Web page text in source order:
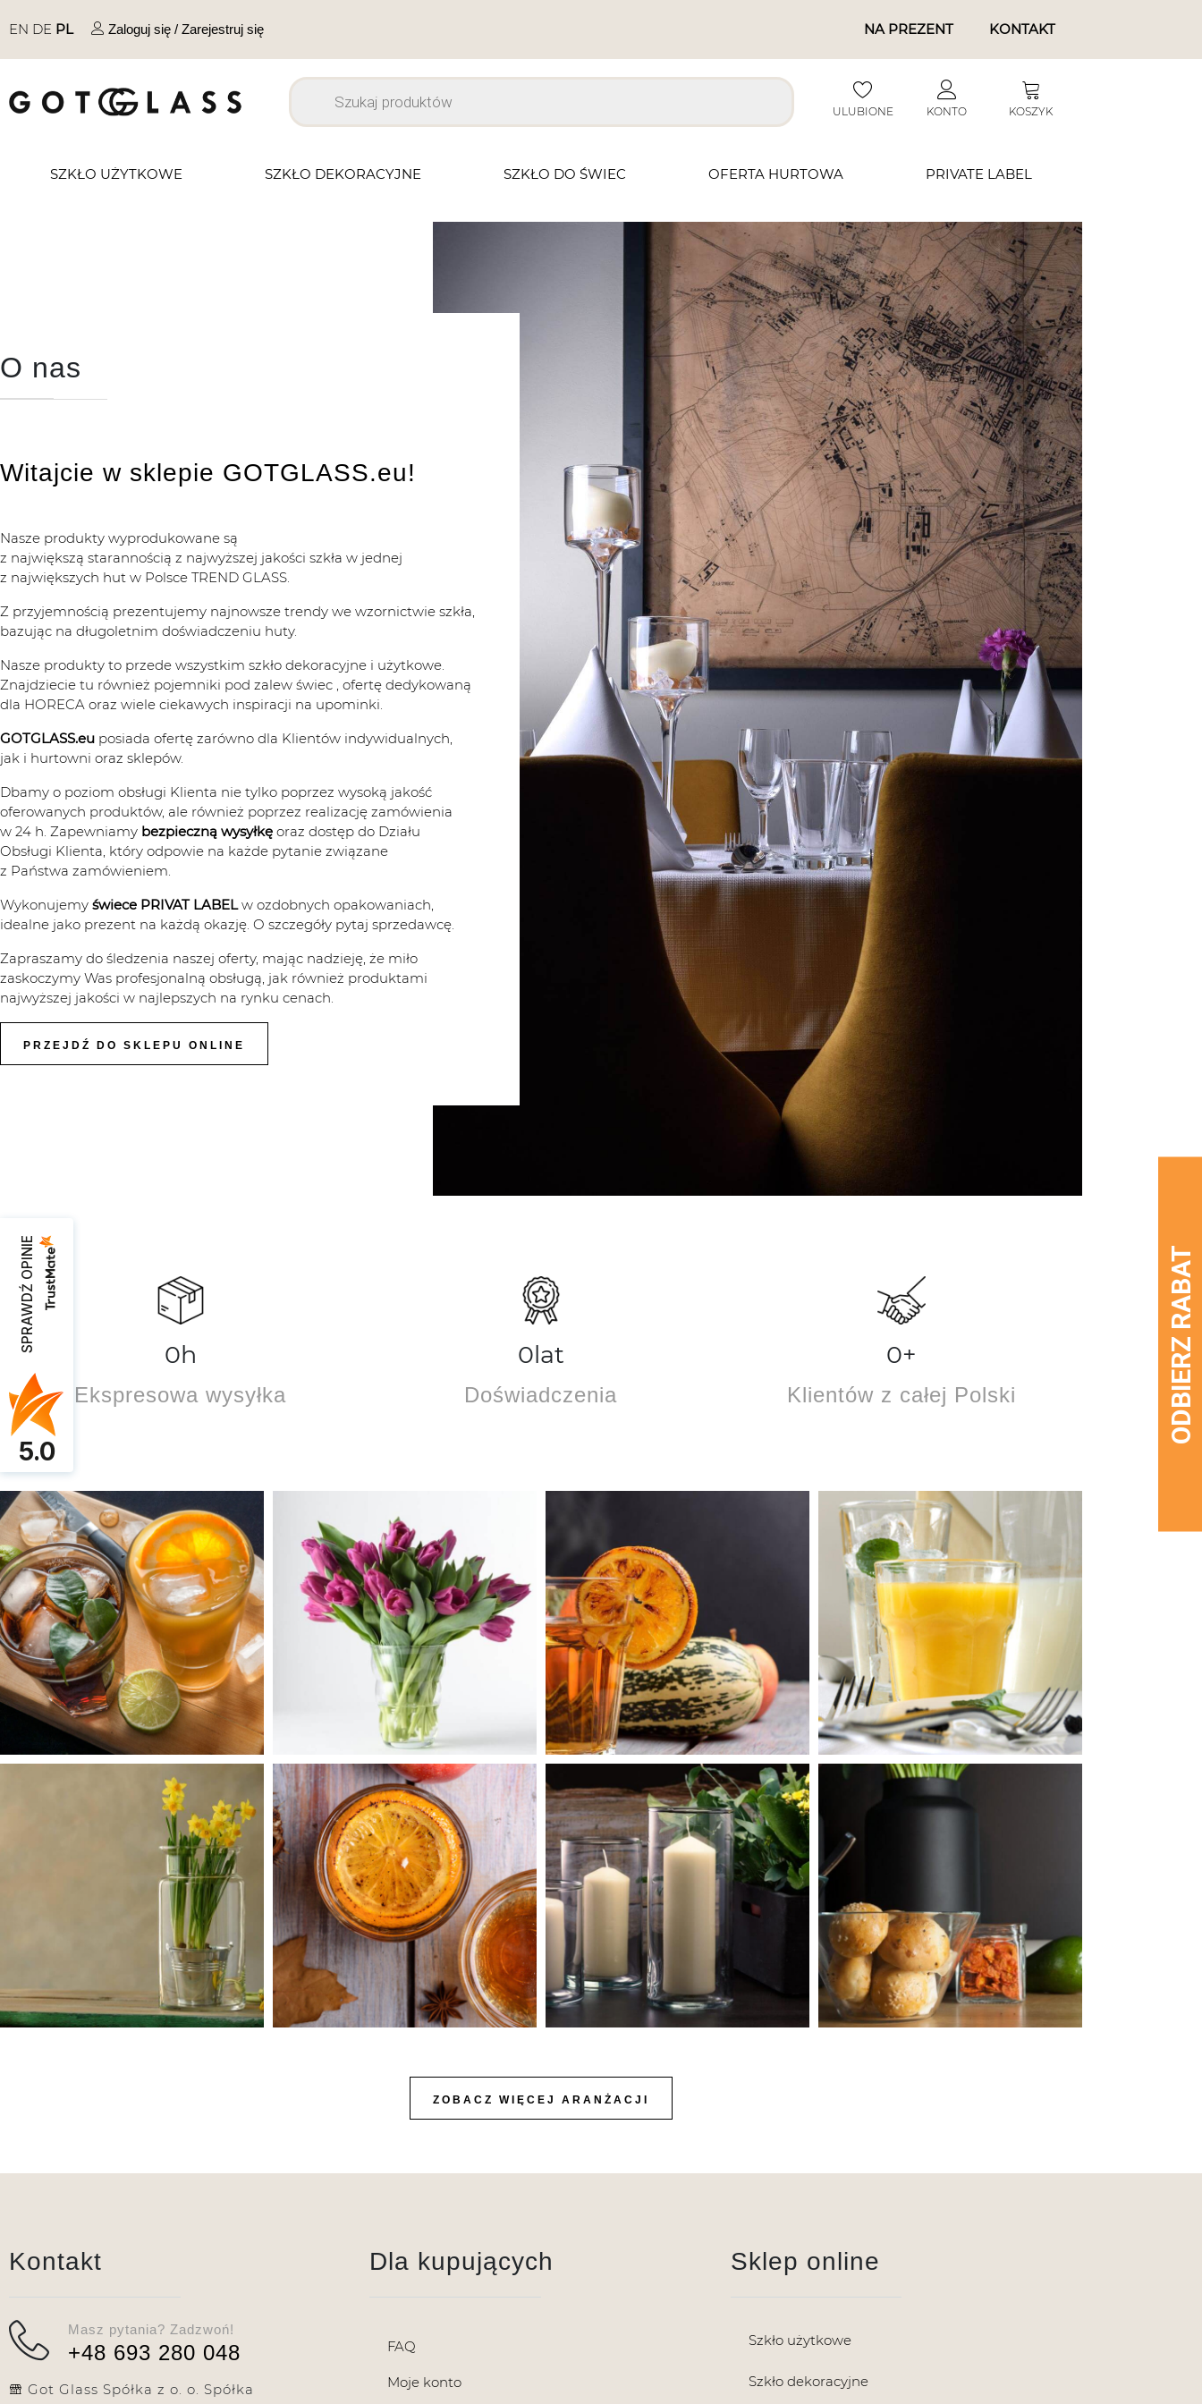
EN DE PL Zaloguj się / Zarejestruj się NA PREZENT KONTAKT
ULUBIONE KONTO KOSZYK
SZKŁO UŻYTKOWE SZKŁO DEKORACYJNE SZKŁO DO ŚWIEC OFERTA HURTOWA PRIVATE LABEL
O nas
Witajcie w sklepie GOTGLASS.eu!
Nasze produkty wyprodukowane są
z największą starannością z najwyższej jakości szkła w jednej
z największych hut w Polsce TREND GLASS.
Z przyjemnością prezentujemy najnowsze trendy we wzornictwie szkła,
bazując na długoletnim doświadczeniu huty.
Nasze produkty to przede wszystkim szkło dekoracyjne i użytkowe.
Znajdziecie tu również pojemniki pod zalew świec , ofertę dedykowaną
dla HORECA oraz wiele ciekawych inspiracji na upominki.
GOTGLASS.eu posiada ofertę zarówno dla Klientów indywidualnych,
jak i hurtowni oraz sklepów.
Dbamy o poziom obsługi Klienta nie tylko poprzez wysoką jakość
oferowanych produktów, ale również poprzez realizację zamówienia
w 24 h. Zapewniamy bezpieczną wysyłkę oraz dostęp do Działu
Obsługi Klienta, który odpowie na każde pytanie związane
z Państwa zamówieniem.
Wykonujemy świece PRIVAT LABELw ozdobnych opakowaniach,
idealne jako prezent na każdą okazję. O szczegóły pytaj sprzedawcę.
Zapraszamy do śledzenia naszej oferty, mając nadzieję, że miło
zaskoczymy Was profesjonalną obsługą, jak również produktami
najwyższej jakości w najlepszych na rynku cenach.
PRZEJDŹ DO SKLEPU ONLINE
0h
Ekspresowa wysyłka
0lat
Doświadczenia
0+
Klientów z całej Polski
ZOBACZ WIĘCEJ ARANŻACJI
Kontakt
Masz pytania? Zadzwoń!
+48 693 280 048
Got Glass Spółka z o. o. Spółka
Dla kupujących
FAQ
Moje konto
Sklep online
Szkło użytkowe
Szkło dekoracyjne
SPRAWDŹ OPINIE
5.0